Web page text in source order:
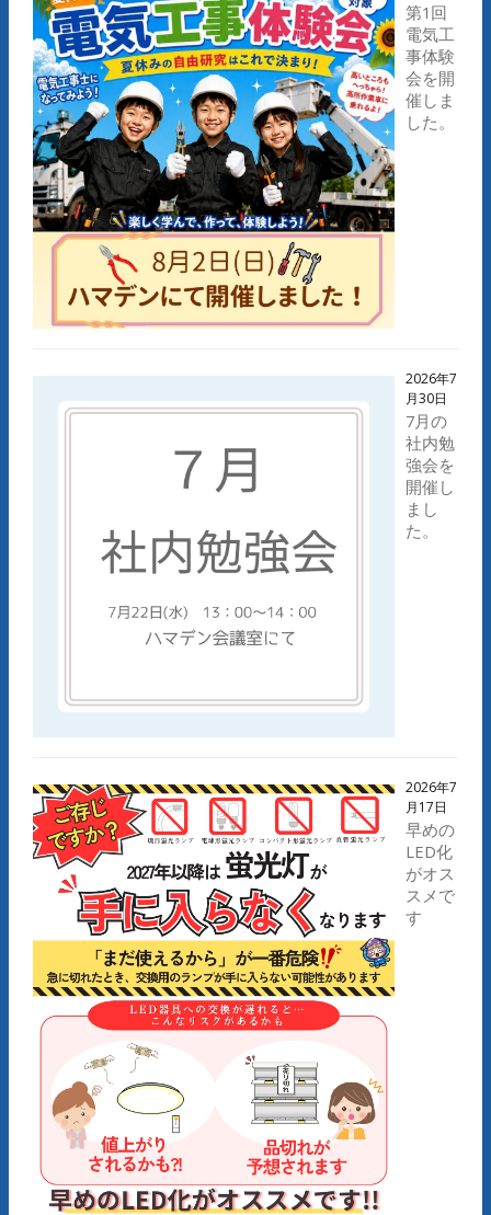
第1回
電気工
事体験
会を開
催しま
した。
2026年7
月30日
7月の
社内勉
強会を
開催し
まし
た。
2026年7
月17日
早めの
LED化
がオス
スメで
す